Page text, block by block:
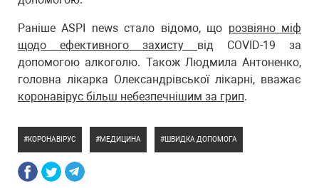
Раніше ASPI news стало відомо, що розвіяно міф
щодо ефективного захисту від COVID-19 за
допомогою алкоголю. Також Людмила Антоненко,
головна лікарка Олександрівської лікарні, вважає
коронавірус більш небезпечнішим за грип.
КОРОНАВІРУС МЕДИЦИНА ШВИДКА ДОПОМОГА